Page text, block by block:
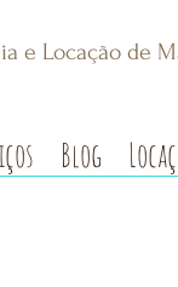
e Locação de
Blog